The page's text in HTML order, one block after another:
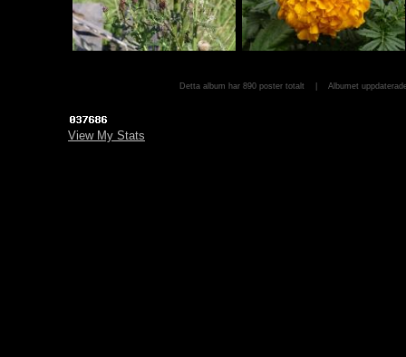
Detta album har 890 poster totalt | Albumet
View My Stats